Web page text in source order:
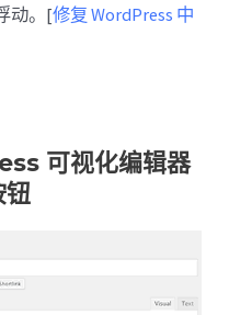
动。[修复 WordPress 中
可视化编辑器
钮